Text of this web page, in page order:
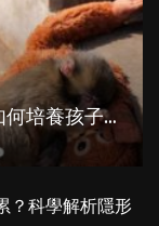
從
小獼猴Panchi 看：依附理論如何培養孩子心理韌性？
？科學解析隱形